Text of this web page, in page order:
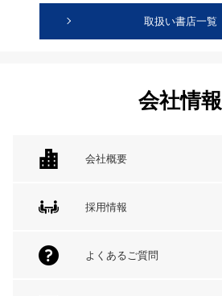
取扱い書店一覧
会社情報
会社概要
採用情報
よくあるご質問